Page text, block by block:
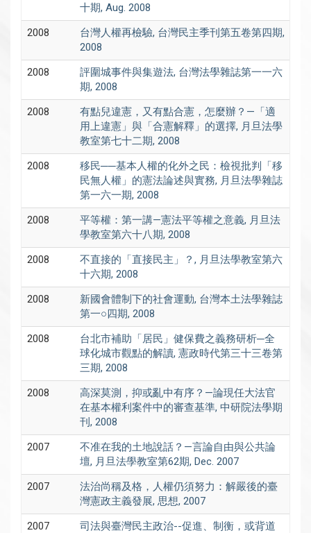
十期, Aug. 2008
2008
台灣人權再檢驗, 台灣民主季刊第五卷第四期,
2008
2008
評圍城事件與集遊法, 台灣法學雜誌第一一六
期, 2008
2008
有點兒違憲，又有點合憲，怎麼辦？—「適
用上違憲」與「合憲解釋」的選擇, 月旦法學
教室第七十二期, 2008
2008
移民──基本人權的化外之民：檢視批判「移
民無人權」的憲法論述與實務, 月旦法學雜誌
第一六一期, 2008
2008
平等權：第一講—憲法平等權之意義, 月旦法
學教室第六十八期, 2008
2008
不直接的「直接民主」？, 月旦法學教室第六
十六期, 2008
2008
新國會體制下的社會運動, 台灣本土法學雜誌
第一○四期, 2008
2008
台北市補助「居民」健保費之義務研析─全
球化城市觀點的解讀, 憲政時代第三十三卷第
三期, 2008
2008
高深莫測，抑或亂中有序？—論現任大法官
在基本權利案件中的審查基準, 中研院法學期
刊, 2008
2007
不准在我的土地說話？—言論自由與公共論
壇, 月旦法學教室第62期, Dec. 2007
2007
法治尚稱及格，人權仍須努力：解嚴後的臺
灣憲政主義發展, 思想, 2007
2007
司法與臺灣民主政治--促進、制衡，或背道